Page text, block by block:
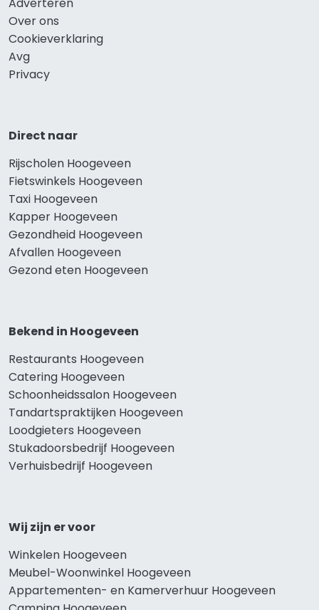
Over ons
Cookieverklaring
Avg
Privacy
Direct naar
Rijscholen Hoogeveen
Fietswinkels Hoogeveen
Taxi Hoogeveen
Kapper Hoogeveen
Gezondheid Hoogeveen
Afvallen Hoogeveen
Gezond eten Hoogeveen
Bekend in Hoogeveen
Restaurants Hoogeveen
Catering Hoogeveen
Schoonheidssalon Hoogeveen
Tandartspraktijken Hoogeveen
Loodgieters Hoogeveen
Stukadoorsbedrijf Hoogeveen
Verhuisbedrijf Hoogeveen
Wij zijn er voor
Winkelen Hoogeveen
Meubel-Woonwinkel Hoogeveen
Appartementen- en Kamerverhuur Hoogeveen